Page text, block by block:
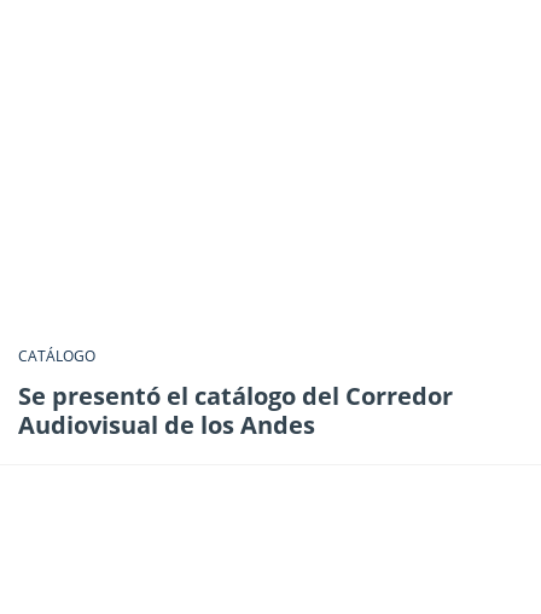
CATÁLOGO
Se presentó el catálogo del Corredor
Audiovisual de los Andes